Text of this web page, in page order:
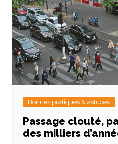
Bonnes pratiques & astuces
Passage clouté,
des milliers